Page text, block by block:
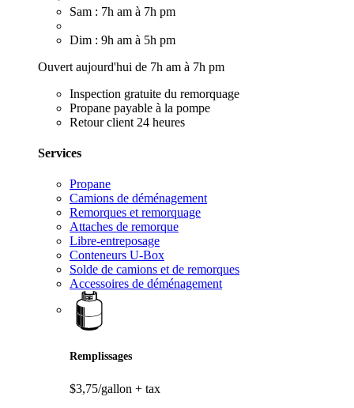
Sam : 7h am à 7h pm
Dim : 9h am à 5h pm
Ouvert aujourd'hui de 7h am à 7h pm
Inspection gratuite du remorquage
Propane payable à la pompe
Retour client 24 heures
Services
Propane
Camions de déménagement
Remorques et remorquage
Attaches de remorque
Libre-entreposage
Conteneurs U-Box
Solde de camions et de remorques
Accessoires de déménagement
Remplissages
$3,75/gallon + tax